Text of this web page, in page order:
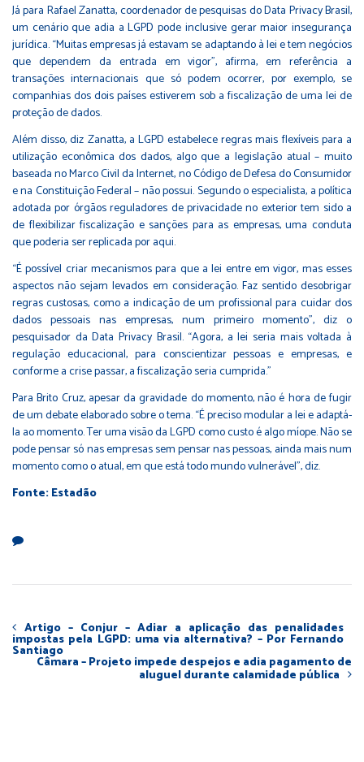
Já para Rafael Zanatta, coordenador de pesquisas do Data Privacy Brasil,
um cenário que adia a LGPD pode inclusive gerar maior insegurança
jurídica. “Muitas empresas já estavam se adaptando à lei e tem negócios
que dependem da entrada em vigor”, afirma, em referência a
transações internacionais que só podem ocorrer, por exemplo, se
companhias dos dois países estiverem sob a fiscalização de uma lei de
proteção de dados.
Além disso, diz Zanatta, a LGPD estabelece regras mais flexíveis para a
utilização econômica dos dados, algo que a legislação atual – muito
baseada no Marco Civil da Internet, no Código de Defesa do Consumidor
e na Constituição Federal – não possui. Segundo o especialista, a política
adotada por órgãos reguladores de privacidade no exterior tem sido a
de flexibilizar fiscalização e sanções para as empresas, uma conduta
que poderia ser replicada por aqui.
“É possível criar mecanismos para que a lei entre em vigor, mas esses
aspectos não sejam levados em consideração. Faz sentido desobrigar
regras custosas, como a indicação de um profissional para cuidar dos
dados pessoais nas empresas, num primeiro momento”, diz o
pesquisador da Data Privacy Brasil. “Agora, a lei seria mais voltada à
regulação educacional, para conscientizar pessoas e empresas, e
conforme a crise passar, a fiscalização seria cumprida.”
Para Brito Cruz, apesar da gravidade do momento, não é hora de fugir
de um debate elaborado sobre o tema. “É preciso modular a lei e adaptá-
la ao momento. Ter uma visão da LGPD como custo é algo míope. Não se
pode pensar só nas empresas sem pensar nas pessoas, ainda mais num
momento como o atual, em que está todo mundo vulnerável”, diz.
Fonte: Estadão
Artigo – Conjur – Adiar a aplicação das penalidades
impostas pela LGPD: uma via alternativa? – Por Fernando
Santiago
Câmara – Projeto impede despejos e adia pagamento de
aluguel durante calamidade pública